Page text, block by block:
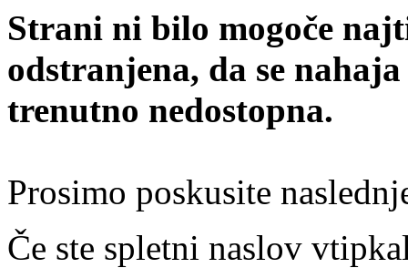
Strani ni bilo mogoče
odstranjena, da se
trenutno nedostopna.
Prosimo poskusite
Če ste spletni naslov